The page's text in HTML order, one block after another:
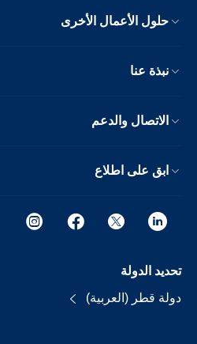
حلول الأعمال الأخرى
نبذة عنا
الاتصال والدعم
ابق على اطلاع
تحديد الدولة
دولة قطر (العربية)